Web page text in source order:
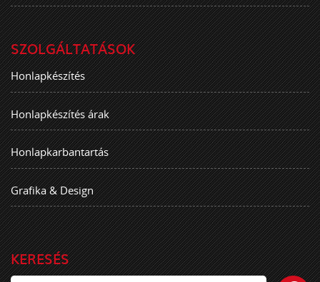
SZOLGÁLTATÁSOK
Honlapkészítés
Honlapkészítés árak
Honlapkarbantartás
Grafika & Design
KERESÉS